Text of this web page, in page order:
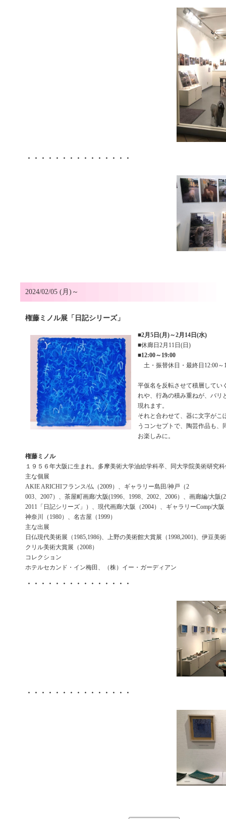
・・・・・・・・・・・・・・・
2024/02/05 (月)～
権藤ミノル展「日記シリーズ」
■2月5日(月)～2月14日(水)
■休廊日2月11日(日)
■12:00～19:00
土・振替休日・最終日12:00～
平仮名を反転させて積層してい
れや、行為の積み重ねが、バリ
現れます。
それと合わせて、器に文字がこ
うコンセプトで、陶芸作品も、
お楽しみに。
権藤ミノル
１９５６年大阪に生まれ。多摩美術大学油絵学科卒、同大学院美術研究
主な個展
AKIE ARICHIフランス/仏（2009）、ギャラリー島田/神戸（2
003、2007）、茶屋町画廊/大阪(1996、1998、2002、2006）、画廊編/大阪
2011「日記シリーズ」）、現代画廊/大阪（2004）、ギャラリーComp/大
神奈川（1980）、名古屋（1999）
主な出展
日仏現代美術展（1985,1986)、上野の美術館大賞展（1998,2001)、伊豆美
クリル美術大賞展（2008）
コレクション
ホテルセカンド・イン梅田、（株）イー・ガーディアン
・・・・・・・・・・・・・・・
・・・・・・・・・・・・・・・